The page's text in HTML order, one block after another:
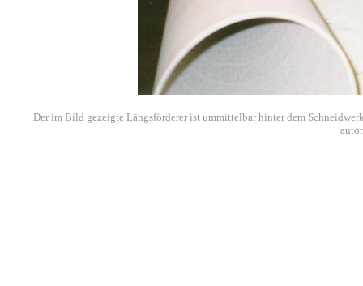
Der im Bild gezeigte Längsförderer ist ummittelbar hinter dem